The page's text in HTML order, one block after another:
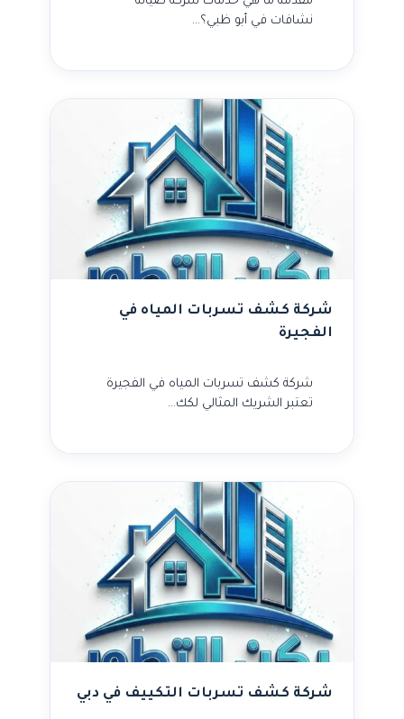
نشافات في أبو ظبي؟…
شركة كشف تسربات المياه في
الفجيرة
شركة كشف تسربات المياه في الفجيرة
تعتبر الشريك المثالي لكك…
شركة كشف تسربات التكييف في دبي